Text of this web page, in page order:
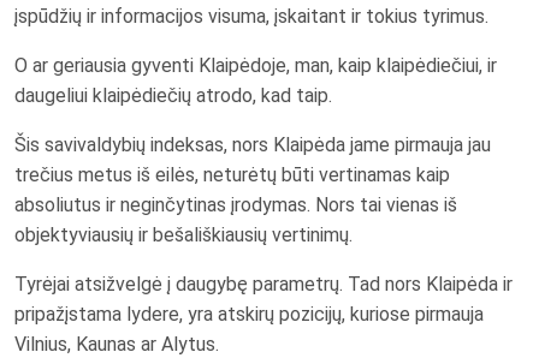
įspūdžių ir informacijos visuma, įskaitant ir tokius tyrimus.
O ar geriausia gyventi Klaipėdoje, man, kaip klaipėdiečiui, ir
daugeliui klaipėdiečių atrodo, kad taip.
Šis savivaldybių indeksas, nors Klaipėda jame pirmauja jau
trečius metus iš eilės, neturėtų būti vertinamas kaip
absoliutus ir neginčytinas įrodymas. Nors tai vienas iš
objektyviausių ir bešališkiausių vertinimų.
Tyrėjai atsižvelgė į daugybę parametrų. Tad nors Klaipėda ir
pripažįstama lydere, yra atskirų pozicijų, kuriose pirmauja
Vilnius, Kaunas ar Alytus.